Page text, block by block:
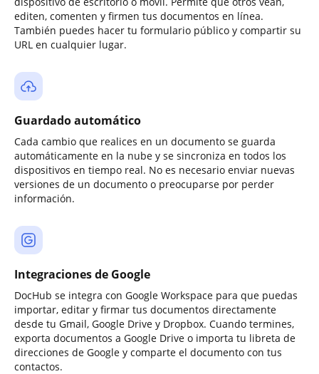
editen, comenten y firmen tus documentos en línea.
También puedes hacer tu formulario público y compartir su
URL en cualquier lugar.
Guardado automático
Cada cambio que realices en un documento se guarda
automáticamente en la nube y se sincroniza en todos los
dispositivos en tiempo real. No es necesario enviar nuevas
versiones de un documento o preocuparse por perder
información.
Integraciones de Google
DocHub se integra con Google Workspace para que puedas
importar, editar y firmar tus documentos directamente
desde tu Gmail, Google Drive y Dropbox. Cuando termines,
exporta documentos a Google Drive o importa tu libreta de
direcciones de Google y comparte el documento con tus
contactos.